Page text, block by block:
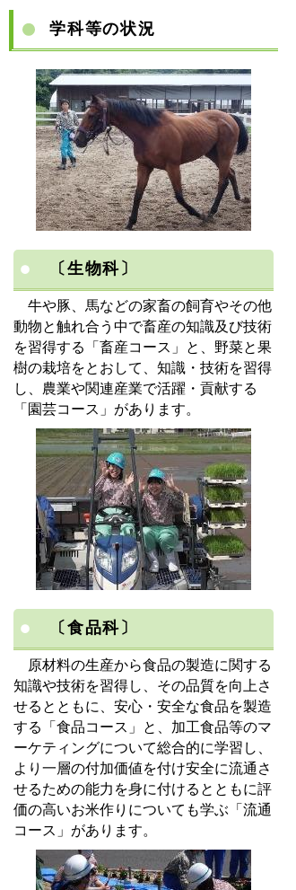
学科等の状況
〔生物科〕
牛や豚、馬などの家畜の飼育やその他
動物と触れ合う中で畜産の知識及び技術
を習得する「畜産コース」と、野菜と果
樹の栽培をとおして、知識・技術を習得
し、農業や関連産業で活躍・貢献する
「園芸コース」があります。
〔食品科〕
原材料の生産から食品の製造に関する
知識や技術を習得し、その品質を向上さ
せるとともに、安心・安全な食品を製造
する「食品コース」と、加工食品等のマ
ーケティングについて総合的に学習し、
より一層の付加価値を付け安全に流通さ
せるための能力を身に付けるとともに評
価の高いお米作りについても学ぶ「流通
コース」があります。